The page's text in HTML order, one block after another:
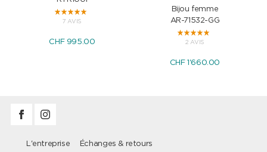
7 AVIS
CHF 995.00
Bijou femme
AR-71532-GG
2 AVIS
CHF 1'660.00
L'entreprise Échanges & retours